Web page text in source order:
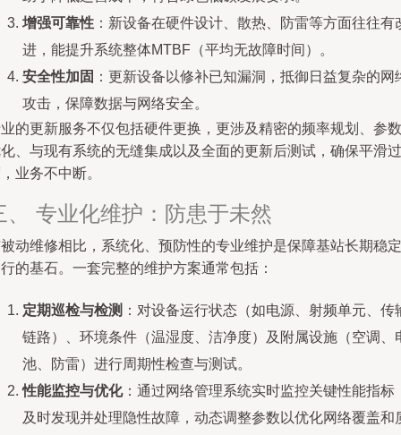
增强可靠性 ：新设备在硬件设计、散热、防雷等方面往往有
进，能提升系统整体MTBF（平均无故障时间）。
安全性加固 ：更新设备以修补已知漏洞，抵御日益复杂的网
攻击，保障数据与网络安全。
的更新服务不仅包括硬件更换，更涉及精密的频率规划、参数
、与现有系统的无缝集成以及全面的更新后测试，确保平滑过
业务不中断。
、 专业化维护：防患于未然
动维修相比，系统化、预防性的专业维护是保障基站长期稳定
的基石。一套完整的维护方案通常包括：
定期巡检与检测 ：对设备运行状态（如电源、射频单元、传
链路）、环境条件（温湿度、洁净度）及附属设施（空调、
池、防雷）进行周期性检查与测试。
性能监控与优化：通过网络管理系统实时监控关键性能指标
及时发现并处理隐性故障，动态调整参数以优化网络覆盖和